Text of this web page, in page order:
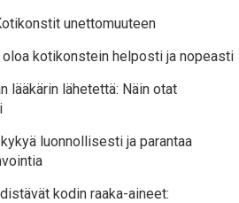
unettomuuteen
kotikonstein helposti ja nopeasti
lääkärin lähetettä: Näin otat
luonnollisesti ja parantaa
kodin raaka-aineet: